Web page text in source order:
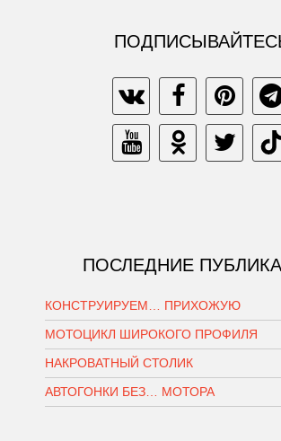
ПОСЛЕДНИЕ
КОНСТРУИРУЕМ… ПРИХОЖУЮ
МОТОЦИКЛ ШИРОКОГО ПРОФИЛЯ
НАКРОВАТНЫЙ СТОЛИК
АВТОГОНКИ БЕЗ… МОТОРА